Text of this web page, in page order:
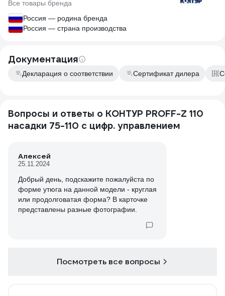
Все товары бренда
Россия — родина бренда
Россия — страна производства
Документация
Декларация о соответствии Сертификат дилера
Вопросы и ответы о КОНТУР PROFF-Z 110
насадки 75-110 с цифр. управлением
Алексей
25.11.2024
Добрый день, подскажите пожалуйста по
форме утюга на данной модели - круглая
или продолговатая форма? В карточке
представлены разные фотографии.
Посмотреть все вопросы